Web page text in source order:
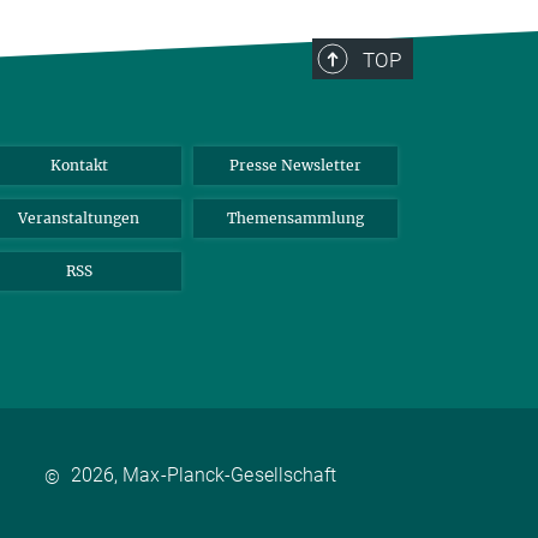
TOP
Kontakt Presse Newsletter
Veranstaltungen Themensammlung
RSS
© 2026, Max-Planck-Gesellschaft